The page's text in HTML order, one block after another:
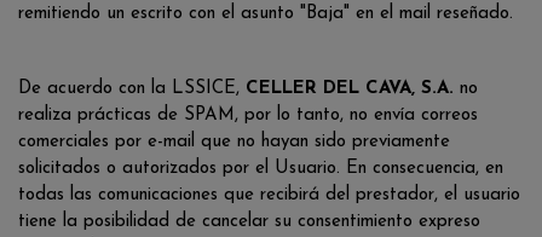
remitiendo un escrito con el asunto "Baja" en el mail reseñado.
De acuerdo con la LSSICE, CELLER DEL CAVA, S.A. no
realiza prácticas de SPAM, por lo tanto, no envía correos
comerciales por e-mail que no hayan sido previamente
solicitados o autorizados por el Usuario. En consecuencia, en
todas las comunicaciones que recibirá del prestador, el usuario
tiene la posibilidad de cancelar su consentimiento expreso